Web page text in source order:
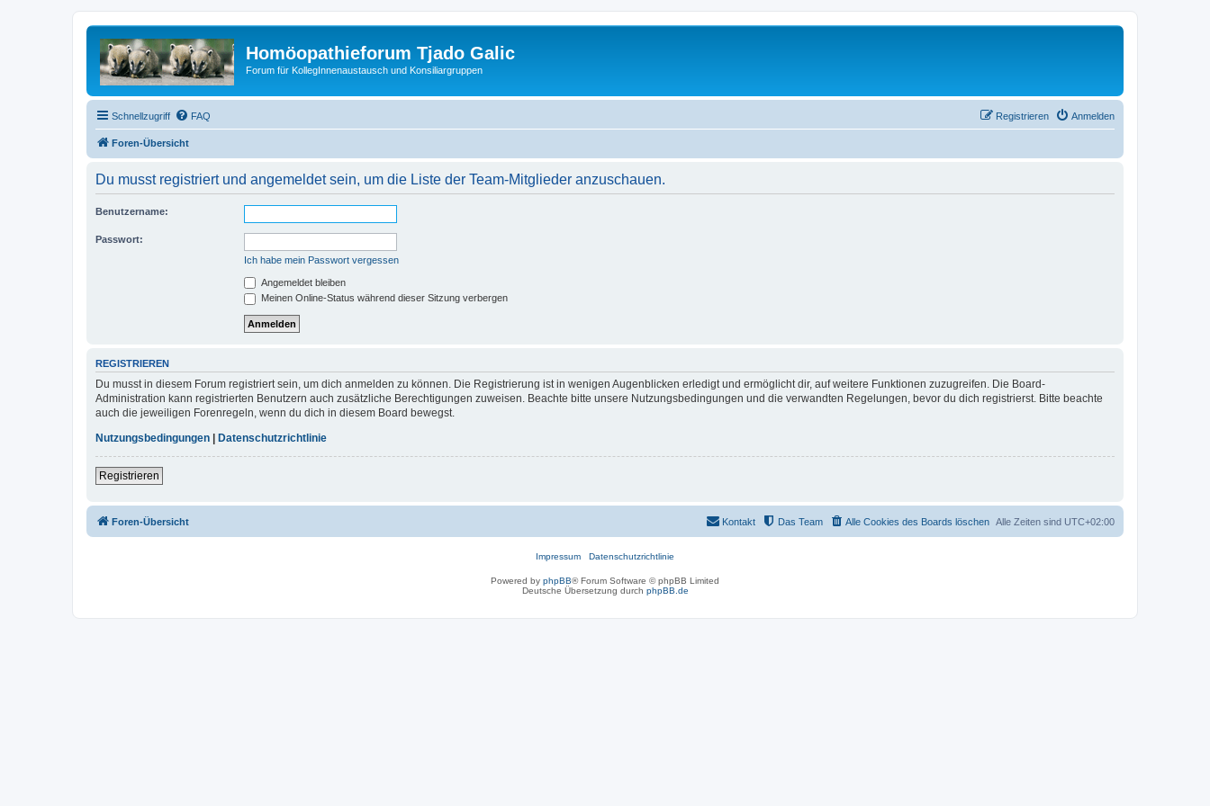
Homöopathieforum Tjado Galic
Forum für KollegInnenaustausch und Konsiliargruppen
Schnellzugriff FAQ Anmelden
Registrieren
Foren-Übersicht
Du musst registriert und angemeldet sein, um die Liste der Team-Mitglieder anzuschauen.
Benutzername:
Passwort:
Ich habe mein Passwort vergessen
Angemeldet bleiben
Meinen Online-Status während dieser Sitzung verbergen
REGISTRIEREN
Du musst in diesem Forum registriert sein, um dich anmelden zu können. Die Registrierung ist in wenigen Augenblicken erledigt und ermöglicht dir, auf weitere Funktionen zuzugreifen. Die Board-
Administration kann registrierten Benutzern auch zusätzliche Berechtigungen zuweisen. Beachte bitte unsere Nutzungsbedingungen und die verwandten Regelungen, bevor du dich registrierst. Bitte beachte
auch die jeweiligen Forenregeln, wenn du dich in diesem Board bewegst.
Nutzungsbedingungen
Datenschutzrichtlinie
Registrieren
Foren-Übersicht Alle Zeiten sind UTC+02:00
Alle Cookies des Boards löschen
Das Team
Kontakt
Impressum Datenschutzrichtlinie
Powered by phpBB® Forum Software © phpBB Limited
Deutsche Übersetzung durch phpBB.de